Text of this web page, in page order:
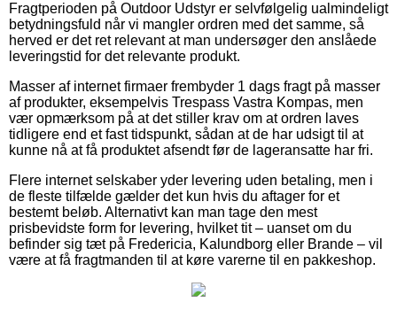
Fragtperioden på Outdoor Udstyr er selvfølgelig ualmindeligt
betydningsfuld når vi mangler ordren med det samme, så
herved er det ret relevant at man undersøger den anslåede
leveringstid for det relevante produkt.
Masser af internet firmaer frembyder 1 dags fragt på masser
af produkter, eksempelvis Trespass Vastra Kompas, men
vær opmærksom på at det stiller krav om at ordren laves
tidligere end et fast tidspunkt, sådan at de har udsigt til at
kunne nå at få produktet afsendt før de lageransatte har fri.
Flere internet selskaber yder levering uden betaling, men i
de fleste tilfælde gælder det kun hvis du aftager for et
bestemt beløb. Alternativt kan man tage den mest
prisbevidste form for levering, hvilket tit – uanset om du
befinder sig tæt på Fredericia, Kalundborg eller Brande – vil
være at få fragtmanden til at køre varerne til en pakkeshop.